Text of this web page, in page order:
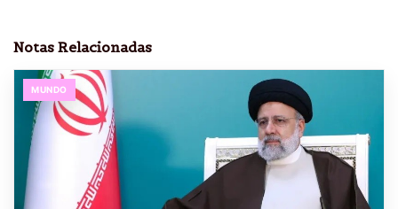
Notas Relacionadas
MUNDO